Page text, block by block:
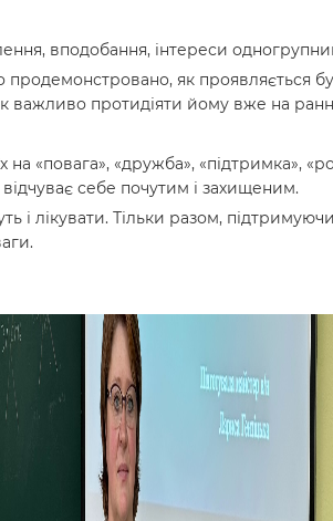
вподобання, інтереси
як проявляється
важливо протидіяти йому вже на
«повага», «дружба», «підтримка»,
себе почутим і захищеним.
і лікувати. Тільки разом,